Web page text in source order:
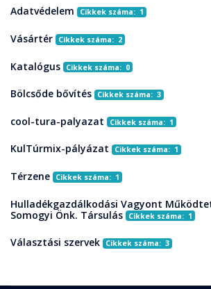
Adatvédelem Cikkek száma: 1
Vásártér Cikkek száma: 2
Katalógus Cikkek száma: 0
Bölcsőde bővítés Cikkek száma: 3
cool-tura-palyazat Cikkek száma: 1
KulTúrmix-pályázat Cikkek száma: 1
Térzene Cikkek száma: 1
Hulladékgazdálkodási Vagyont
Somogyi Önk. Társulás
Cikkek száma: 1
Választási szervek Cikkek száma: 3